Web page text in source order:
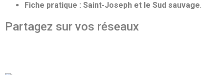
Fiche pratique : Saint-Joseph et le Sud sauvage.
Partagez sur vos réseaux